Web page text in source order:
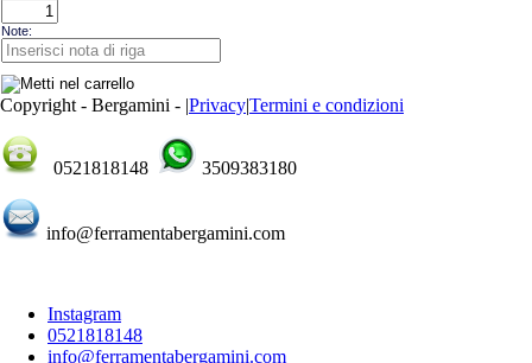
Note:
Copyright - Bergamini - |Privacy|Termini e condizioni
0521818148 3509383180
info@ferramentabergamini.com
Instagram
0521818148
info@ferramentabergamini.com